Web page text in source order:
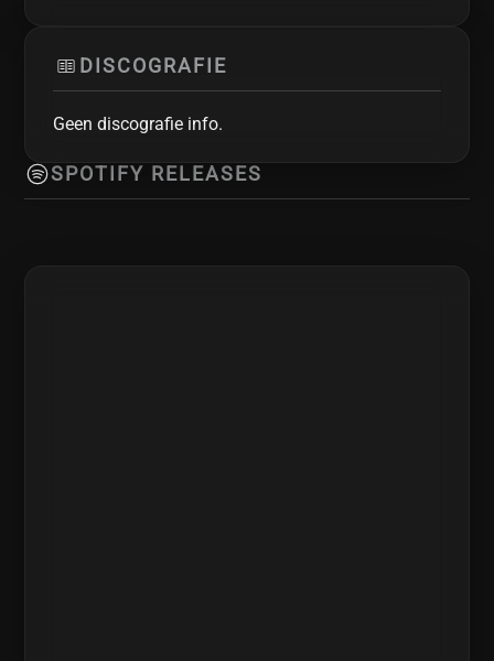
DISCOGRAFIE
Geen discografie info.
SPOTIFY RELEASES